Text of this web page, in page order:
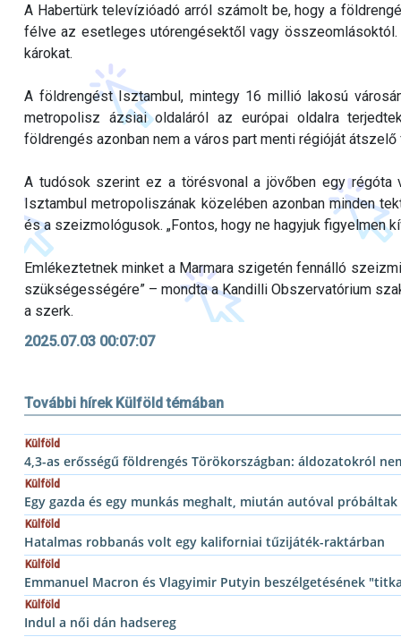
A Habertürk televízióadó arról számolt be, hogy a
félve az esetleges utórengésektől vagy
károkat.
A földrengést Isztambul, mintegy 16 millió lakosú
metropolisz ázsiai oldaláról az európai oldalra
földrengés azonban nem a város part menti régióját
A tudósok szerint ez a törésvonal a jövőben egy
Isztambul metropoliszának közelében azonban minden
és a szeizmológusok. „Fontos, hogy ne hagyjuk figyelmen
Emlékeztetnek minket a Marmara szigetén fennálló
szükségességére” – mondta a Kandilli Obszervatórium
a szerk.
2025.07.03 00:07:07
További hírek Külföld témában
Külföld
4,3-as erősségű földrengés Törökországban: áldozatokról
Külföld
Egy gazda és egy munkás meghalt, miután autóval
Külföld
Hatalmas robbanás volt egy kaliforniai tűzijáték-raktárban
Külföld
Emmanuel Macron és Vlagyimir Putyin beszélgetésének
Külföld
Indul a női dán hadsereg